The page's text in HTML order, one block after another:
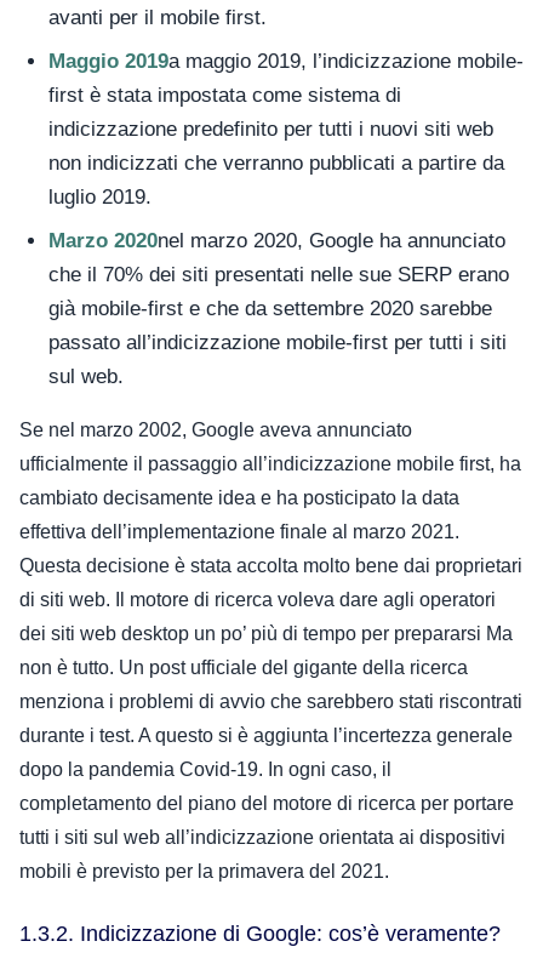
avanti per il mobile first.
Maggio 2019a maggio 2019, l’indicizzazione mobile-
first è stata impostata come sistema di
indicizzazione predefinito per tutti i nuovi siti web
non indicizzati che verranno pubblicati a partire da
luglio 2019.
Marzo 2020nel marzo 2020, Google ha annunciato
che il 70% dei siti presentati nelle sue SERP erano
già mobile-first e che da settembre 2020 sarebbe
passato all’indicizzazione mobile-first per tutti i siti
sul web.
Se nel marzo 2002, Google aveva annunciato
ufficialmente il passaggio all’indicizzazione mobile first, ha
cambiato decisamente idea e ha posticipato la data
effettiva dell’implementazione finale al marzo 2021.
Questa decisione è stata accolta molto bene dai proprietari
di siti web.
Il motore di ricerca voleva dare agli operatori
dei siti web desktop un po’ più di tempo per prepararsi Ma
non è tutto. Un post ufficiale del gigante della ricerca
menziona i problemi di avvio che sarebbero stati riscontrati
durante i test. A questo si è aggiunta l’incertezza generale
dopo la pandemia Covid-19. In ogni caso, il
completamento del piano del motore di ricerca per portare
tutti i siti sul web all’indicizzazione orientata ai dispositivi
mobili è previsto per la primavera del 2021.
1.3.2. Indicizzazione di Google: cos’è veramente?